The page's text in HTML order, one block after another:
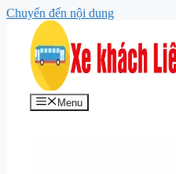
Chuyển đến nội dung
Menu